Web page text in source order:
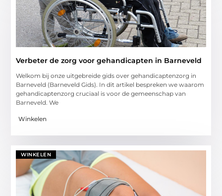
Verbeter de zorg voor gehandicapten in Barneveld
Welkom bij onze uitgebreide gids over gehandicaptenzorg in
Barneveld (Barneveld Gids). In dit artikel bespreken we waarom
gehandicaptenzorg cruciaal is voor de gemeenschap van
Barneveld. We
Winkelen
WINKELEN